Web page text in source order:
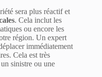
sera plus réactif et
. Cela inclut les
ou encore les
région. Un expert
immédiatement
Cela est très
sinistre ou une